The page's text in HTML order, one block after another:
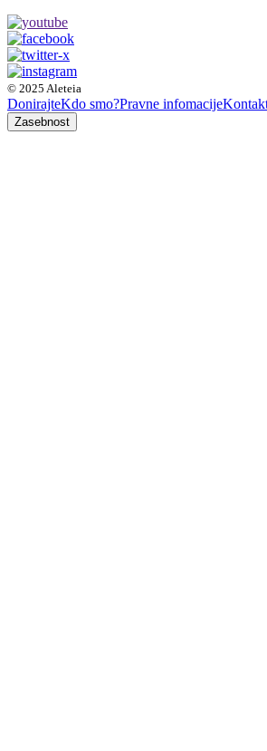
© 2025 Aleteia
DonirajteKdo smo?Pravne infomacije
Zasebnost